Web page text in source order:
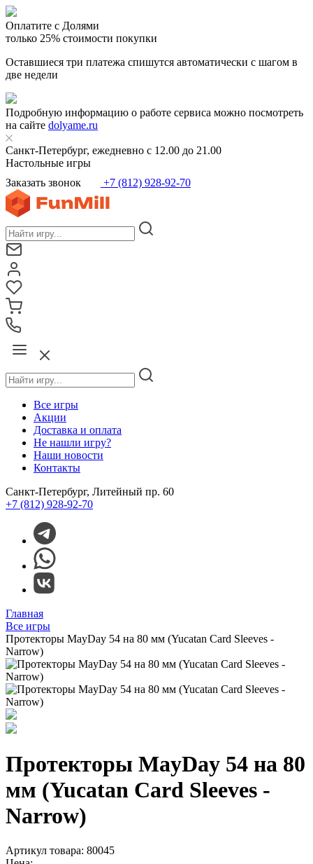
Оплатите с Долями
только 25% стоимости покупки
Оставшиеся три платежа спишутся автоматически с шагом в
две недели
Подробную информацию о работе сервиса можно посмотреть
на сайте dolyame.ru
Санкт-Петербург, ежедневно с 12.00 до 21.00
Настольные игры
Заказать звонок
+7 (812) 928-92-70
Все игры
Акции
Доставка и оплата
Не нашли игру?
Наши новости
Контакты
Санкт-Петербург, Литейный пр. 60
+7 (812) 928-92-70
Главная
Все игры
Протекторы MayDay 54 на 80 мм (Yucatan Card Sleeves -
Narrow)
Протекторы MayDay 54 на 80
мм (Yucatan Card Sleeves -
Narrow)
Артикул товара: 80045